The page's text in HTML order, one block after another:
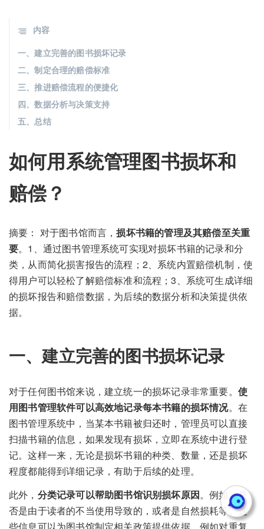
如何用系统管理图书损坏和
赔偿？
摘要： 对于图书馆而言，损坏书籍的管理及其赔偿至关重
要。1、通过图书管理系统可实现对损坏书籍的记录和分
类，从而简化损害报告的流程；2、系统内置赔偿机制，使
得用户可以轻松了解赔偿标准和流程；3、系统可生成详细
的损坏报告和赔偿数据，为后续的数据分析和决策提供依
据。
一、建立完善的图书损坏记录
对于任何图书馆来说，建立统一的损坏记录非常重要。 使
用图书管理软件可以高效地记录每本书籍的损坏情况。在
图书管理系统中，当某本书籍被归还时，管理员可以直接
扫描书籍的信息，如果发现有损坏，立即在系统中进行登
记。这样一来，无论是损坏书籍的种类、数量，还是损坏
程度都能得到详细记录，有助于后续的处理。
此外， 分类记录可以帮助图书馆识别损坏原因。例如，是
否是由于读者的不当使用导致的，或者是自然损耗等。这
内容
一、建立完善的图书损坏记录
二、制定合理的赔偿标准
三、推进赔偿流程的便捷化
四、数据分析与决策支持
五、总结